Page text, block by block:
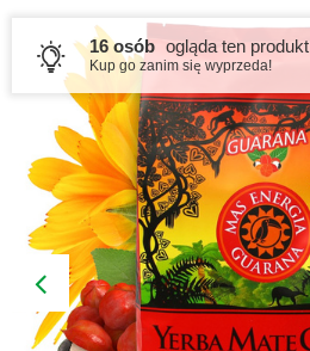
16 osób ogląda ten produkt
Kup go zanim się wyprzeda!